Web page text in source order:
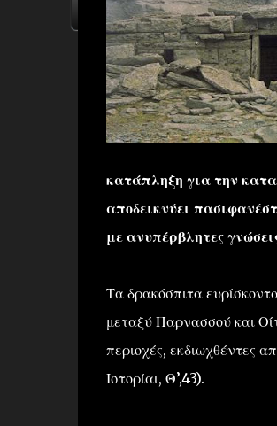
ΑΡΧΙΚΗ YOUTUBE
κατάπληξη για την
αποδεικνύει
με ανυπέρβλητες
Τα δρακόσπιτα
μεταξύ Παρνασσού και
περιοχές, εκδιωχθέντες
Ιστορίαι, Θ’,43).